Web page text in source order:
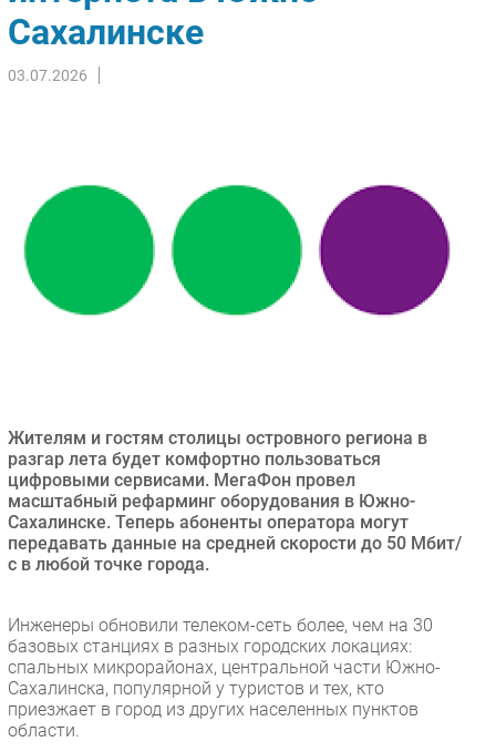
Мобильная связь
Фиксированная связь
Интеграция
Оборудование
Кадры
Регулирование
Инновации
CIO/Управление ИТ
Гаджеты
Здоровье
Новости
Аналитика
Интервью
Мероприятия
Сахалинске
03.07.2026
Жителям и гостям столицы островного региона в
разгар лета будет комфортно пользоваться
цифровыми сервисами. МегаФон провел
масштабный рефарминг оборудования в Южно-
Сахалинске. Теперь абоненты оператора могут
передавать данные на средней скорости до 50 Мбит/
с в любой точке города.
Инженеры обновили телеком-сеть более, чем на 30
базовых станциях в разных городских локациях:
спальных микрорайонах, центральной части Южно-
Сахалинска, популярной у туристов и тех, кто
приезжает в город из других населенных пунктов
области.